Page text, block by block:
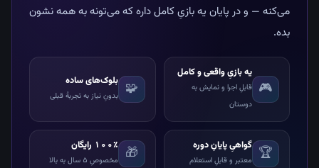
می‌کنه — و در پایان یه بازیِ کامل داره که می‌تونه به همه نشون
بده.
🎮
یه بازیِ واقعی و کامل
قابلِ اجرا و نمایش به
دوستان
🧩 بلوک‌های ساده
بدونِ نیاز به تجربهٔ قبلی
🏆 گواهیِ پایانِ دوره
معتبر و قابلِ استعلام 🎁 ۱۰۰٪ رایگان
مخصوصِ ۵ سال به بالا